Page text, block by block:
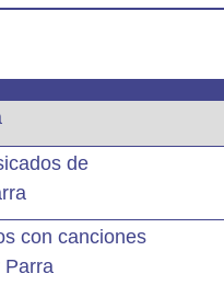
de
con canciones
Parra